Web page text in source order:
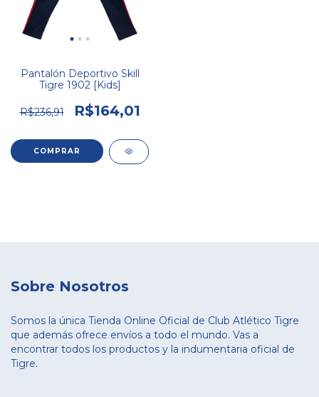
Pantalón Deportivo Skill
Tigre 1902 [Kids]
R$236,91 R$164,01
COMPRAR
Sobre Nosotros
Somos la única Tienda Online Oficial de Club Atlético Tigre
que además ofrece envíos a todo el mundo. Vas a
encontrar todos los productos y la indumentaria oficial de
Tigre.